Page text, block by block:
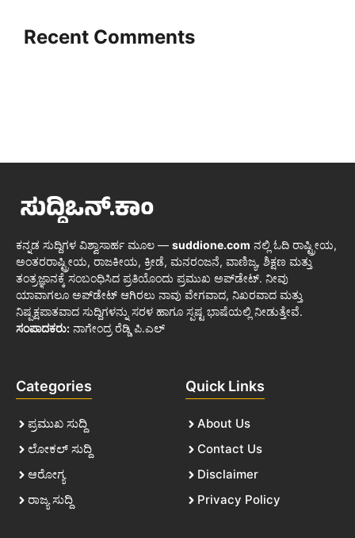
Recent Comments
ಕನ್ನಡ ಸುದ್ದಿಗಳ ವಿಶ್ವಾಸಾರ್ಹ ಮೂಲ — suddione.com ನಲ್ಲಿ ಓದಿ ರಾಷ್ಟ್ರೀಯ,
ಅಂತರರಾಷ್ಟ್ರೀಯ, ರಾಜಕೀಯ, ಕ್ರೀಡೆ, ಮನರಂಜನೆ, ವಾಣಿಜ್ಯ, ಶಿಕ್ಷಣ ಮತ್ತು
ತಂತ್ರಜ್ಞಾನಕ್ಕೆ ಸಂಬಂಧಿಸಿದ ಪ್ರತಿಯೊಂದು ಪ್ರಮುಖ ಅಪ್‌ಡೇಟ್. ನೀವು
ಯಾವಾಗಲೂ ಅಪ್‌ಡೇಟ್ ಆಗಿರಲು ನಾವು ವೇಗವಾದ, ನಿಖರವಾದ ಮತ್ತು
ನಿಷ್ಪಕ್ಷಪಾತವಾದ ಸುದ್ದಿಗಳನ್ನು ಸರಳ ಹಾಗೂ ಸ್ಪಷ್ಟ ಭಾಷೆಯಲ್ಲಿ ನೀಡುತ್ತೇವೆ.
ಸಂಪಾದಕರು: ನಾಗೇಂದ್ರ ರೆಡ್ಡಿ ಪಿ.ಎಲ್
Categories
ಪ್ರಮುಖ ಸುದ್ದಿ
ಲೋಕಲ್ ಸುದ್ದಿ
ಆರೋಗ್ಯ
ರಾಜ್ಯ ಸುದ್ದಿ
Quick Links
About Us
Contact Us
Disclaimer
Privacy Policy